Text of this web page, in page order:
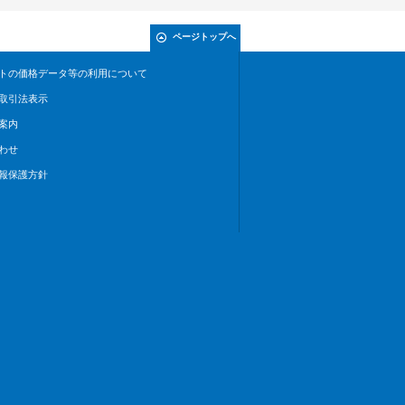
ページトップへ
の価格データ等の利用について
引法表示
内
せ
保護方針